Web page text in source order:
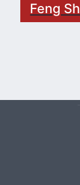
Feng